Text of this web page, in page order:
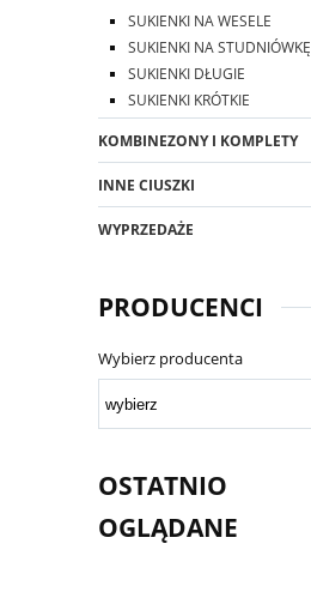
SUKIENKI NA WESELE
SUKIENKI NA STUDNIÓWKĘ
SUKIENKI DŁUGIE
SUKIENKI KRÓTKIE
KOMBINEZONY I KOMPLETY
INNE CIUSZKI
WYPRZEDAŻE
PRODUCENCI
Wybierz producenta
OSTATNIO
OGLĄDANE